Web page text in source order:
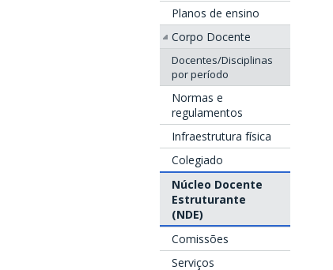
Planos de ensino
Corpo Docente
Docentes/Disciplinas
por período
Normas e
regulamentos
Infraestrutura física
Colegiado
Núcleo Docente
Estruturante
(NDE)
Comissões
Serviços